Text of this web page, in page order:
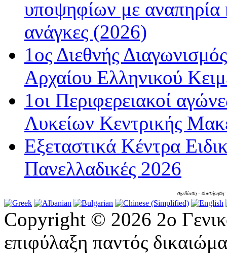
υποψηφίων με αναπηρία
ανάγκες (2026)
1ος Διεθνής
Αρχαίου Ελληνικού
1οι Περιφερειακοί
Λυκείων Κεντρικής
Εξεταστικά Κέντρα
Πανελλαδικές 2026
σχεδίαση -
Copyright © 2026 2ο
επιφύλαξη παντός